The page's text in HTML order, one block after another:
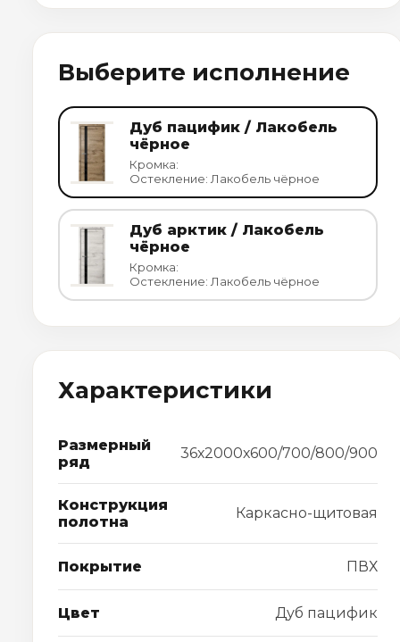
Выберите исполнение
Дуб пацифик / Лакобель
чёрное
Кромка:
Остекление: Лакобель чёрное
Дуб арктик / Лакобель
чёрное
Кромка:
Остекление: Лакобель чёрное
Характеристики
Размерный
ряд
36х2000х600/700/800/900
Конструкция
полотна
Каркасно-щитовая
Покрытие ПВХ
Цвет Дуб пацифик